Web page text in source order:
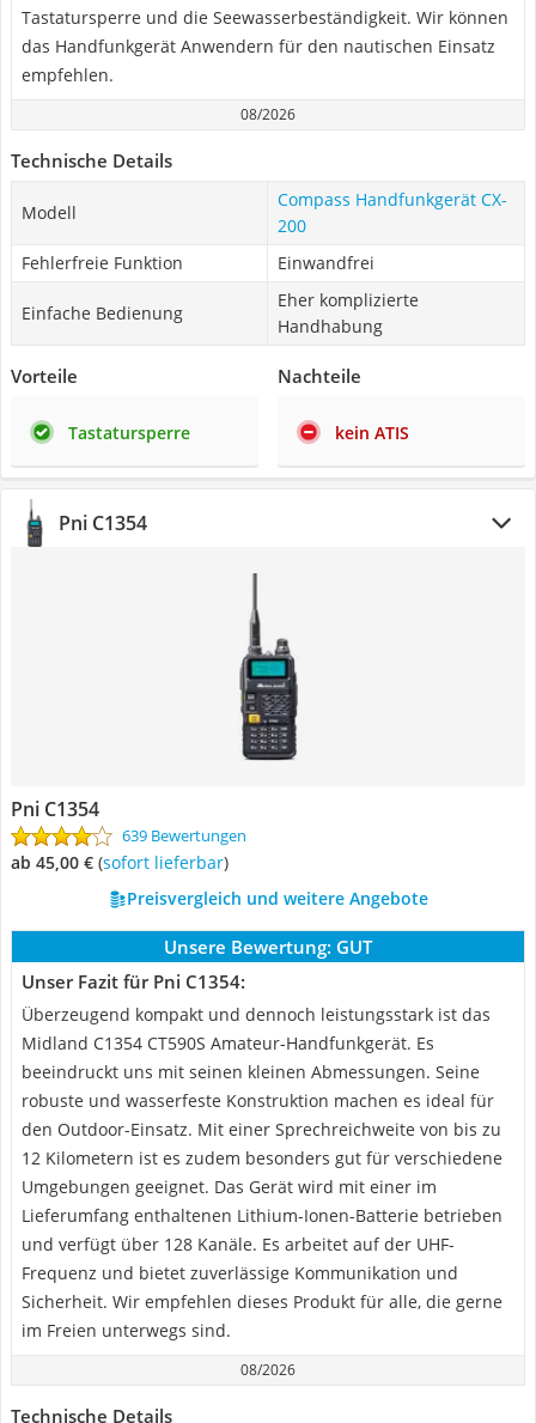
Tastatursperre und die Seewasserbeständigkeit. Wir können
das Handfunkgerät Anwendern für den nautischen Einsatz
empfehlen.
08/2026
Technische Details
Modell
Compass Handfunkgerät CX-
200
Fehlerfreie Funktion
Einwandfrei
Einfache Bedienung
Eher komplizierte
Handhabung
Vorteile
Tastatursperre
Nachteile
kein ATIS
Pni C1354
Pni C1354
639 Bewertungen
ab 45,00 € ( Sofort lieferbar)
Preisvergleich und weitere Angebote
Unsere Bewertung: GUT
Unser Fazit für Pni C1354:
Überzeugend kompakt und dennoch leistungsstark ist das
Midland C1354 CT590S Amateur-Handfunkgerät. Es
beeindruckt uns mit seinen kleinen Abmessungen. Seine
robuste und wasserfeste Konstruktion machen es ideal für
den Outdoor-Einsatz. Mit einer Sprechreichweite von bis zu
12 Kilometern ist es zudem besonders gut für verschiedene
Umgebungen geeignet. Das Gerät wird mit einer im
Lieferumfang enthaltenen Lithium-Ionen-Batterie betrieben
und verfügt über 128 Kanäle. Es arbeitet auf der UHF-
Frequenz und bietet zuverlässige Kommunikation und
Sicherheit. Wir empfehlen dieses Produkt für alle, die gerne
im Freien unterwegs sind.
08/2026
Technische Details